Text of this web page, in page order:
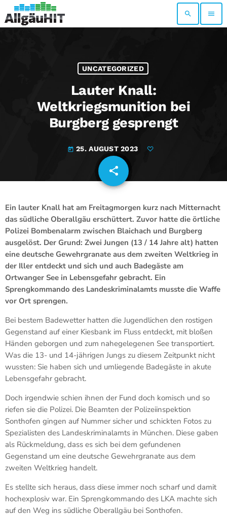
search menu
UNCATEGORIZED
Lauter Knall:
Weltkriegsmunition bei
Burgberg gesprengt
today 25. AUGUST 2023
share
email
Ein lauter Knall hat am Freitagmorgen kurz nach Mitternacht
das südliche Oberallgäu erschüttert. Zuvor hatte die örtliche
Polizei Bombenalarm zwischen Blaichach und Burgberg
ausgelöst. Der Grund: Zwei Jungen (13 / 14 Jahre alt) hatten
eine deutsche Gewehrgranate aus dem zweiten Weltkrieg in
der Iller entdeckt und sich und auch Badegäste am
Ortwanger See in Lebensgefahr gebracht. Ein
Sprengkommando des Landeskriminalamts musste die Waffe
vor Ort sprengen.
Bei bestem Badewetter hatten die Jugendlichen den rostigen
Gegenstand auf einer Kiesbank im Fluss entdeckt, mit bloßen
Händen geborgen und zum nahegelegenen See transportiert.
Was die 13- und 14-jährigen Jungs zu diesem Zeitpunkt nicht
wussten: Sie haben sich und umliegende Badegäste in akute
Lebensgefahr gebracht.
Doch irgendwie schien ihnen der Fund doch komisch und so
riefen sie die Polizei. Die Beamten der Polizeiinspektion
Sonthofen gingen auf Nummer sicher und schickten Fotos zu
Spezialisten des Landeskriminalamts in München. Diese gaben
als Rückmeldung, dass es sich bei dem gefundenen
Gegenstand um eine deutsche Gewehrgranate aus dem
zweiten Weltkrieg handelt.
Es stellte sich heraus, dass diese immer noch scharf und damit
hochexplosiv war. Ein Sprengkommando des LKA machte sich
auf den Weg ins südliche Oberallgäu bei Sonthofen.